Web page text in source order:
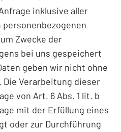
inklusive aller
Zwecke der
bei uns gespeichert
geben wir nicht ohne
Verarbeitung dieser
von Art. 6 Abs. 1 lit. b
mit der Erfüllung eines
oder zur Durchführung